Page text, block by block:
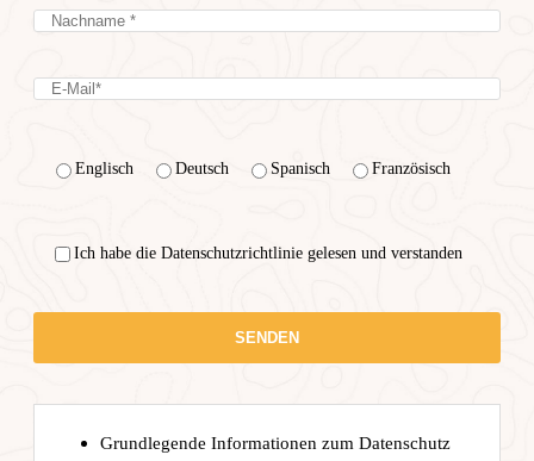
Englisch Deutsch Spanisch Französisch
Ich habe die Datenschutzrichtlinie gelesen und verstanden
Grundlegende Informationen zum Datenschutz